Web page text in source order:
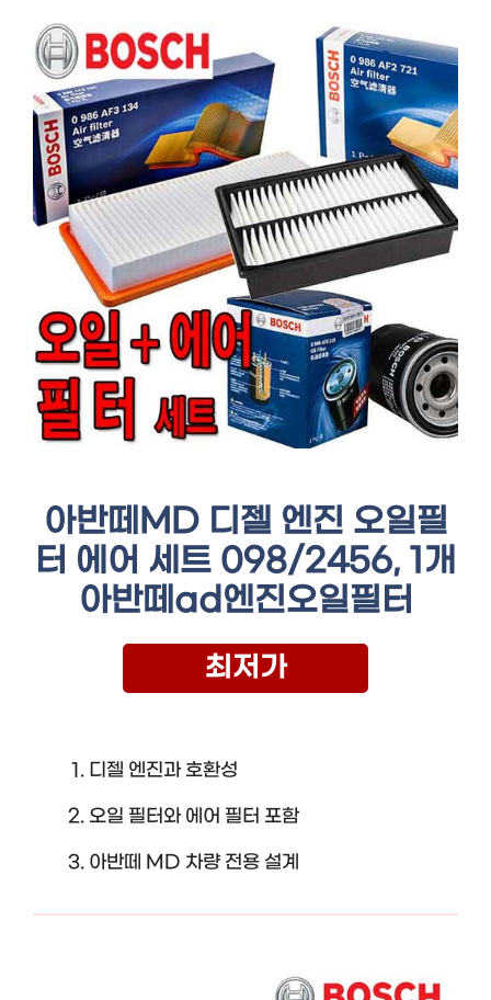
아반떼MD 디젤 엔진 오일필
터 에어 세트 098/2456, 1개
아반떼ad엔진오일필터
최저가
디젤 엔진과 호환성
오일 필터와 에어 필터 포함
아반떼 MD 차량 전용 설계